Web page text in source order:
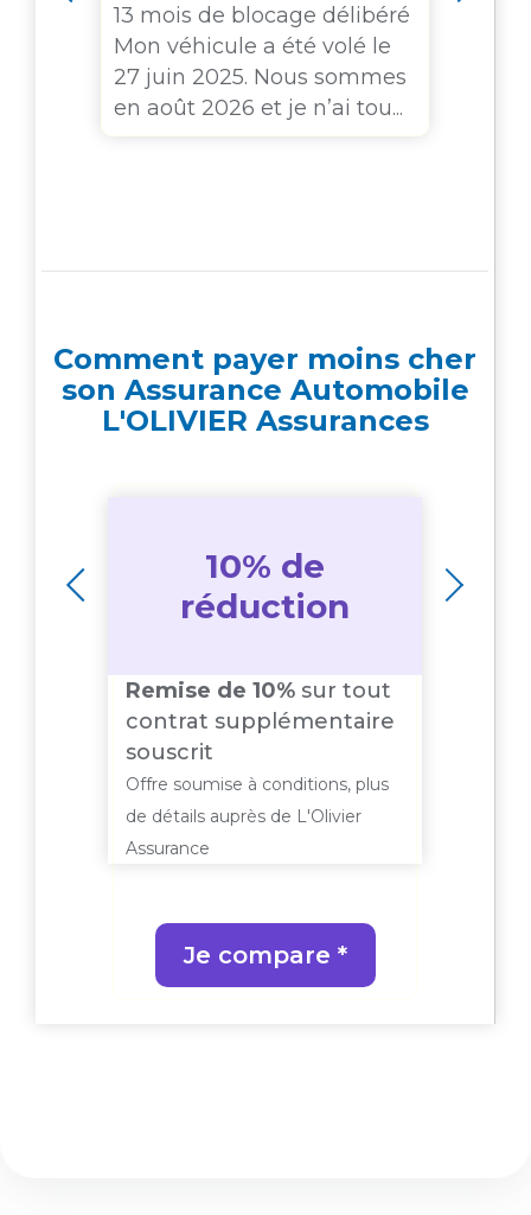
13 mois de blocage délibéré
Mon véhicule a été volé le
27 juin 2025. Nous sommes
en août 2026 et je n’ai tou...
Comment payer moins cher
son Assurance Automobile
L'OLIVIER Assurances
10% de
réduction
Remise de 10% sur tout
contrat supplémentaire
souscrit
Offre soumise à conditions, plus
de détails auprès de L'Olivier
Assurance
Je compare *